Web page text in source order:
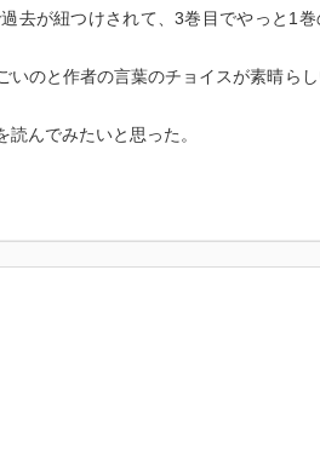
去が紐つけされて、3巻目でやっと1巻
いのと作者の言葉のチョイスが素晴ら
んでみたいと思った。